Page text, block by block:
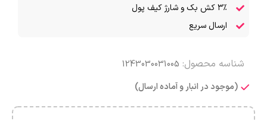
۳٪ کش بک و شارژ کیف پول
ارسال سریع
شناسه محصول: 1243030031005
(موجود در انبار و آماده ارسال)